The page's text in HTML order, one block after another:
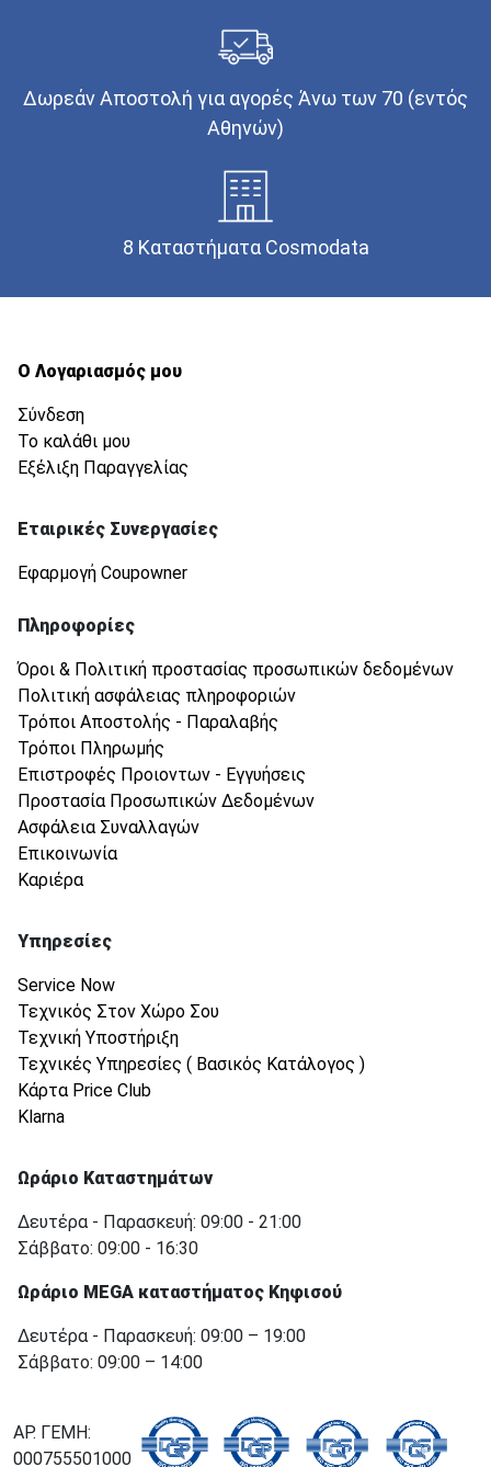
Δωρεάν Αποστολή για αγορές Άνω των 70 (εντός
Αθηνών)
8 Καταστήματα Cosmodata
Ο Λογαριασμός μου
Σύνδεση
Το καλάθι μου
Εξέλιξη Παραγγελίας
Εταιρικές Συνεργασίες
Εφαρμογή Coupowner
Πληροφορίες
Όροι & Πολιτική προστασίας προσωπικών δεδομένων
Πολιτική ασφάλειας πληροφοριών
Τρόποι Αποστολής - Παραλαβής
Τρόποι Πληρωμής
Επιστροφές Προιοντων - Εγγυήσεις
Προστασία Προσωπικών Δεδομένων
Ασφάλεια Συναλλαγών
Επικοινωνία
Καριέρα
Υπηρεσίες
Service Now
Τεχνικός Στον Χώρο Σου
Τεχνική Υποστήριξη
Τεχνικές Υπηρεσίες ( Βασικός Κατάλογος )
Κάρτα Price Club
Klarna
Ωράριο Καταστημάτων
Δευτέρα - Παρασκευή: 09:00 - 21:00
Σάββατο: 09:00 - 16:30
Ωράριο MEGA καταστήματος Κηφισού
Δευτέρα - Παρασκευή: 09:00 – 19:00
Σάββατο: 09:00 – 14:00
ΑΡ. ΓΕΜΗ:
000755501000